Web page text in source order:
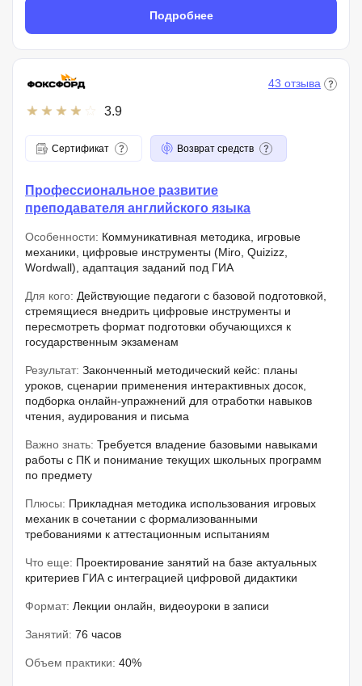
Подробнее
3.9
43 отзыва
Сертификат Возврат средств
Профессиональное развитие
преподавателя английского языка
Особенности: Коммуникативная методика, игровые
механики, цифровые инструменты (Miro, Quizizz,
Wordwall), адаптация заданий под ГИА
Для кого: Действующие педагоги с базовой подготовкой,
стремящиеся внедрить цифровые инструменты и
пересмотреть формат подготовки обучающихся к
государственным экзаменам
Результат: Законченный методический кейс: планы
уроков, сценарии применения интерактивных досок,
подборка онлайн-упражнений для отработки навыков
чтения, аудирования и письма
Важно знать: Требуется владение базовыми навыками
работы с ПК и понимание текущих школьных программ
по предмету
Плюсы: Прикладная методика использования игровых
механик в сочетании с формализованными
требованиями к аттестационным испытаниям
Что еще: Проектирование занятий на базе актуальных
критериев ГИА с интеграцией цифровой дидактики
Формат: Лекции онлайн, видеоуроки в записи
Занятий: 76 часов
Объем практики: 40%